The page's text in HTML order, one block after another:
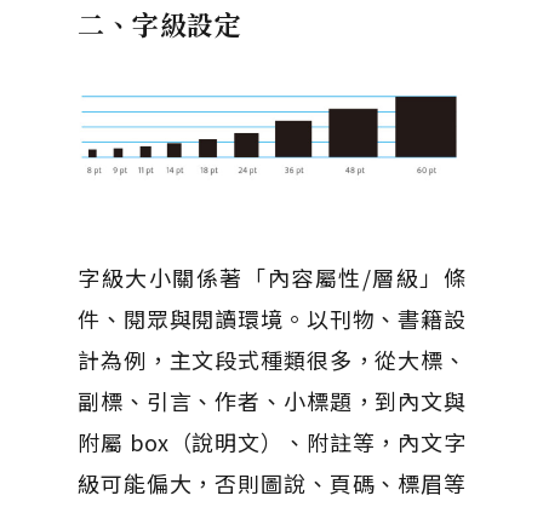
二、字級設定
字級大小關係著「內容屬性/層級」條
件、閱眾與閱讀環境。以刊物、書籍設
計為例，主文段式種類很多，從大標、
副標、引言、作者、小標題，到內文與
附屬 box（說明文）、附註等，內文字
級可能偏大，否則圖說、頁碼、標眉等